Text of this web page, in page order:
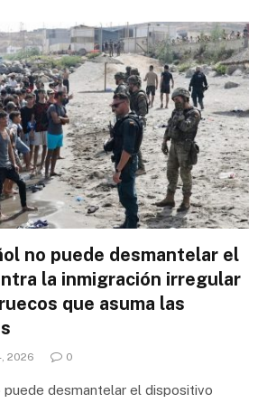
no puede desmantelar el
la inmigración irregular
que asuma las
2026 0
puede desmantelar el dispositivo